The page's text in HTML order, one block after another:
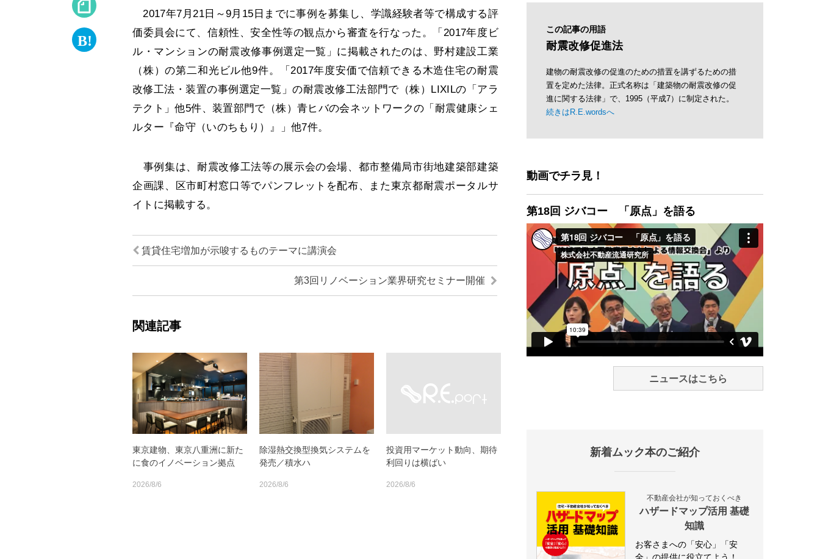
2017年7月21日～9月15日までに事例を募集し、学識経験者等で構成する評
価委員会にて、信頼性、安全性等の観点から審査を行なった。「2017年度ビ
ル・マンションの耐震改修事例選定一覧」に掲載されたのは、野村建設工業
（株）の第二和光ビル他9件。「2017年度安価で信頼できる木造住宅の耐震
改修工法・装置の事例選定一覧」の耐震改修工法部門で（株）LIXILの「アラ
テクト」他5件、装置部門で（株）青ヒバの会ネットワークの「耐震健康シェ
ルター『命守（いのちもり）』」他7件。
事例集は、耐震改修工法等の展示会の会場、都市整備局市街地建築部建築
企画課、区市町村窓口等でパンフレットを配布、また東京都耐震ポータルサ
イトに掲載する。
賃貸住宅増加が示唆するものテーマに講演会
第3回リノベーション業界研究セミナー開催
関連記事
東京建物、東京八重洲に新た
に食のイノベーション拠点
2026/8/6
除湿熱交換型換気システムを
発売／積水ハ
2026/8/6
投資用マーケット動向、期待
利回りは横ばい
2026/8/6
この記事の用語
耐震改修促進法
建物の耐震改修の促進のための措置を講ずるための措
置を定めた法律。正式名称は「建築物の耐震改修の促
進に関する法律」で、1995（平成7）に制定された。
続きはR.E.wordsへ
動画でチラ見！
第18回 ジバコー 「原点」を語る
ニュースはこちら
新着ムック本のご紹介
不動産会社が知っておくべき
ハザードマップ活用 基礎
知識
お客さまへの「安心」「安